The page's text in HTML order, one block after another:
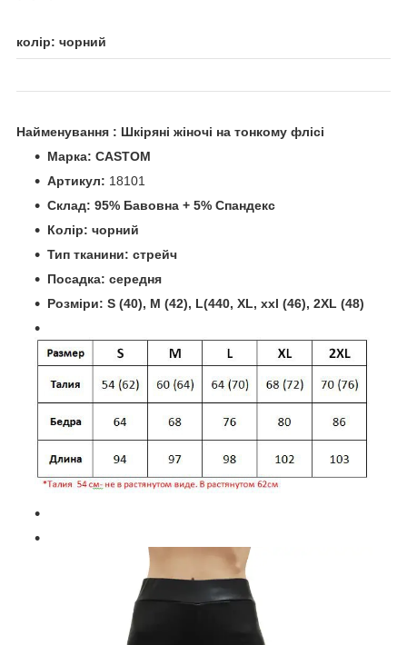
колір: чорний
Найменування : Шкіряні жіночі на тонкому флісі
Марка: CASTOM
Артикул: 18101
Склад: 95% Бавовна + 5% Спандекс
Колір: чорний
Тип тканини: стрейч
Посадка: середня
Розміри: S (40), M (42), L(440, XL, xxl (46), 2XL (48)